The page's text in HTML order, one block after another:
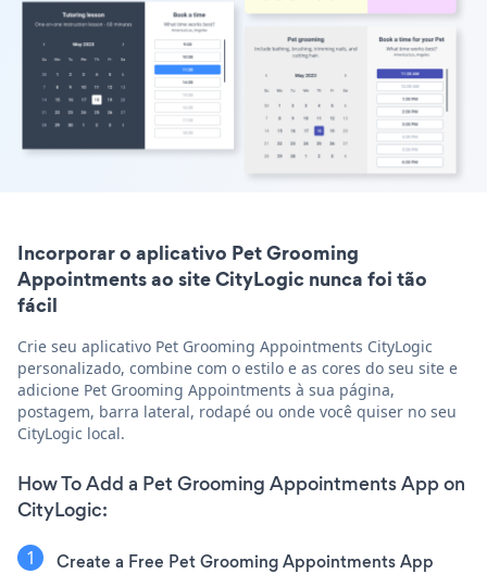
Incorporar o aplicativo Pet Grooming
Appointments ao site CityLogic nunca foi tão
fácil
Crie seu aplicativo Pet Grooming Appointments CityLogic
personalizado, combine com o estilo e as cores do seu site e
adicione Pet Grooming Appointments à sua página,
postagem, barra lateral, rodapé ou onde você quiser no seu
CityLogic local.
How To Add a Pet Grooming Appointments App on
CityLogic:
Create a Free Pet Grooming Appointments App